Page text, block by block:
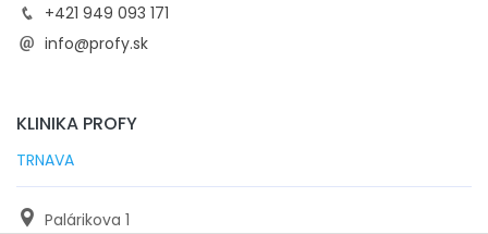
+421 949 093 171
info@profy.sk
KLINIKA PROFY
TRNAVA
Palárikova 1